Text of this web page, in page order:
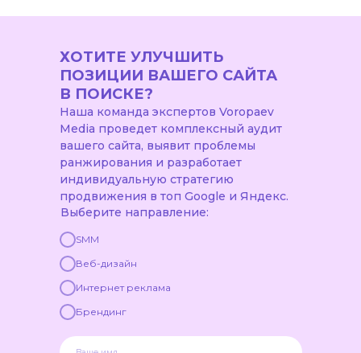
ХОТИТЕ УЛУЧШИТЬ
ПОЗИЦИИ ВАШЕГО САЙТА
В ПОИСКЕ?
Наша команда экспертов Voropaev
Media проведет комплексный аудит
вашего сайта, выявит проблемы
ранжирования и разработает
индивидуальную стратегию
продвижения в топ Google и Яндекс.
SMM
Веб-дизайн
Интернет реклама
Брендинг
Выберите направление:
Эволюция алгоритмов ранжирования
привела к тому, что простые
манипулятивные техники больше
не работают. Массовая закупка ссылок,
переспам ключевыми словами,
копирование чужого контента — все эти
методы легко распознаются
современными алгоритмами и могут
привести к наложению санкций. Вместо
этого поисковики всё больше
ориентируются на реальную пользу
сайта для посетителей и естественные
сигналы доверия.